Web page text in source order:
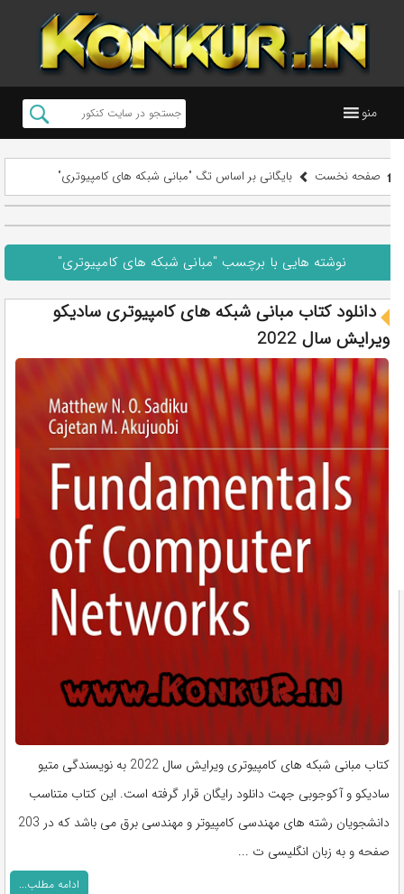
منو
صفحه نخست بایگانی بر اساس تگ "مبانی شبکه های کامپیوتری"
نوشته هایی با برچسب "مبانی شبکه های کامپیوتری"
دانلود کتاب مبانی شبکه های کامپیوتری سادیکو
ویرایش سال 2022
کتاب مبانی شبکه های کامپیوتری ویرایش سال 2022 به نویسندگی متیو
سادیکو و آکوجوبی جهت دانلود رایگان قرار گرفته است. این کتاب متناسب
دانشجویان رشته های مهندسی کامپیوتر و مهندسی برق می باشد که در 203
صفحه و به زبان انگلیسی ت ...
ادامه مطلب...